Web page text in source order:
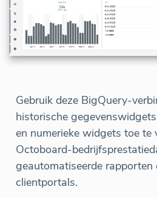
Gebruik deze BigQuery-
historische
en numerieke widgets toe te
Octoboard-
geautomatiseerde
clientportals.